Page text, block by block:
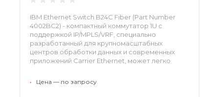
IBM Ethernet Switch B24C Fiber (Part Number
4002BC2) - компактный коммутатор 1U с
поддержкой IP/MPLS/VRF, специально
разработанный для крупномасштабных
центров обработки данных и современных
приложений Carrier Ethernet, может легко
использовать аппарат в критических условиях.
• Цена — по запросу